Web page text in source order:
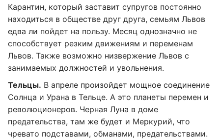
Карантин, который заставит супругов постоянно
находиться в обществе друг друга, семьям Львов
едва ли пойдет на пользу. Месяц однозначно не
способствует резким движениям и переменам
Львов. Также возможно низвержение Львов с
занимаемых должностей и увольнения.
Тельцы. В апреле произойдет мощное соединение
Солнца и Урана в Тельце. А это планеты перемен и
революционеров. Черная Луна в доме
предательства, там же будет и Меркурий, что
чревато подставами, обманами, предательствами.